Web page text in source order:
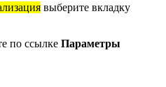
выберите вкладку
по ссылке Параметры